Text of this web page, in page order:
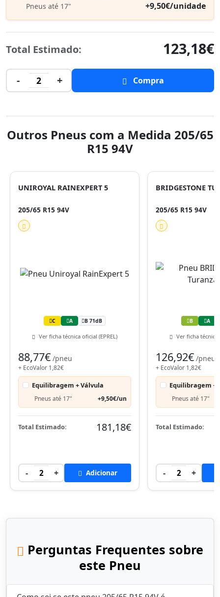
Pneus até 17" +9,50€/unidade
Total Estimado: 123,18€
- 2 + Compra
Outros Pneus com a Medida 205/65
R15 94V
UNIROYAL RAINEXPERT 5
205/65 R15 94V
C A B 71dB
Ver ficha técnica oficial (EPREL)
88,77€ /pneu
+ EcoValor 1,82€
Equilibragem + Válvula
Pneus até 17" +9,50€/un
Total Estimado: 181,18€
- 2 + Adicionar
BRIDGESTONE
205/65 R15 94V
B A
Ver ficha técnica
126,92€ /pneu
+ EcoValor 1,82€
Equilibragem +
Pneus até 17"
Total Estimado:
- 2 +
Perguntas Frequentes sobre
este Pneu